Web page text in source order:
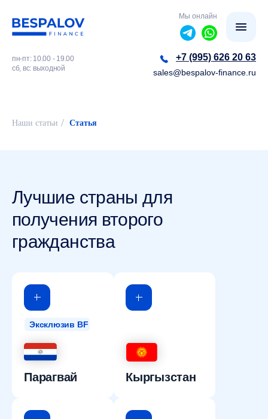
sales@bespalov-finance.ru
+7 (995) 626 20 63
Мы онлайн
пн-пт: 10.00 - 19.00
сб, вс: выходной
Наши статьи / Статья
Лучшие страны для
получения второго
гражданства
Эксклюзив BF
Парагвай Кыргызстан